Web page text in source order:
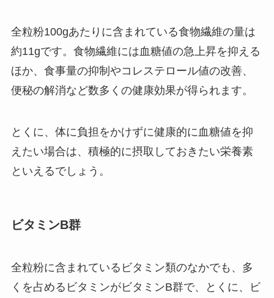
全粒粉100gあたりに含まれている食物繊維の量は
約11gです。食物繊維には血糖値の急上昇を抑える
ほか、食事量の抑制やコレステロール値の改善、
便秘の解消など数多くの健康効果が得られます。
とくに、体に負担をかけずに健康的に血糖値を抑
えたい場合は、積極的に摂取しておきたい栄養素
といえるでしょう。
ビタミンB群
全粒粉に含まれているビタミン類のなかでも、多
くを占めるビタミンがビタミンB群で、とくに、ビ